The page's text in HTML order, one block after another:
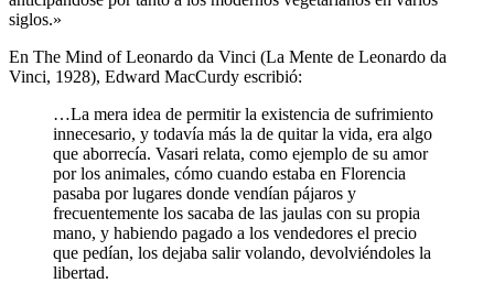
siglos.»
En The Mind of Leonardo da Vinci (La Mente de Leonardo da
Vinci, 1928), Edward MacCurdy escribió:
…La mera idea de permitir la existencia de sufrimiento
innecesario, y todavía más la de quitar la vida, era algo
que aborrecía. Vasari relata, como ejemplo de su amor
por los animales, cómo cuando estaba en Florencia
pasaba por lugares donde vendían pájaros y
frecuentemente los sacaba de las jaulas con su propia
mano, y habiendo pagado a los vendedores el precio
que pedían, los dejaba salir volando, devolviéndoles la
libertad.